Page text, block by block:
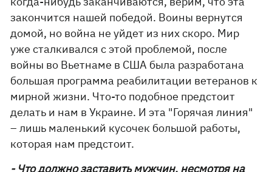
закончится нашей победой. Воины вернутся
домой, но война не уйдет из них скоро. Мир
уже сталкивался с этой проблемой, после
войны во Вьетнаме в США была разработана
большая программа реабилитации ветеранов к
мирной жизни. Что-то подобное предстоит
делать и нам в Украине. И эта "Горячая линия"
– лишь маленький кусочек большой работы,
которая нам предстоит.
- Что должно заставить мужчин, несмотря на